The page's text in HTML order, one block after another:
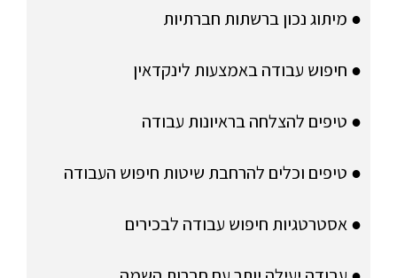
● מיתוג נכון ברשתות חברתיות
● חיפוש עבודה באמצעות לינקדאין
● טיפים להצלחה בראיונות עבודה
● טיפים וכלים להרחבת שיטות חיפוש העבודה
● אסטרטגיות חיפוש עבודה לבכירים